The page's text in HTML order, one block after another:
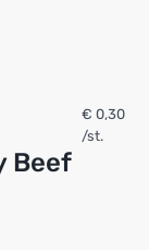
€ 0,30
/st.